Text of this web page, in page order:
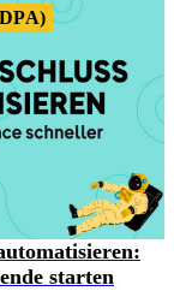
starten